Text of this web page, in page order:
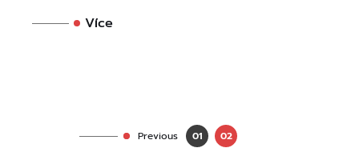
Více
Previous 01 02